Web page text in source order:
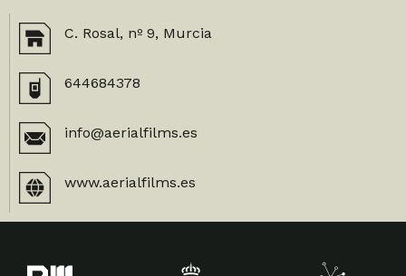
C. Rosal, nº 9, Murcia
644684378
info@aerialfilms.es
www.aerialfilms.es